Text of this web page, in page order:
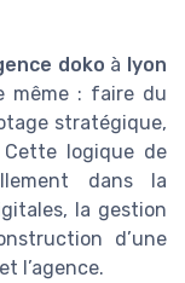
doko à lyon
même : faire du
stratégique,
logique de
dans la
la gestion
d’une
l’agence.